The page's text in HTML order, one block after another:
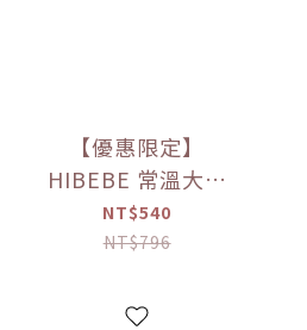
【優惠限定】
HIBEBE 常溫大寶
寶粥系列 雙花豬肉
粥/蓮藕雞肉粥/栗子
(四包入/組)（9個月
NT$540
NT$796